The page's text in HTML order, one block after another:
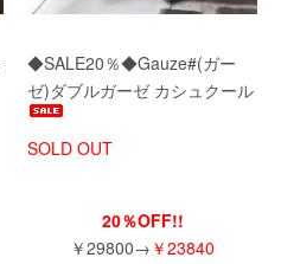
◆SALE20％◆Gauze#(ガー
ゼ)ダブルガーゼ カシュクール
SOLD OUT
20％OFF!!
￥29800→ ￥23840